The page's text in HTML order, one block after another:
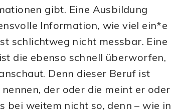
gibt. Eine Ausbildung
Information, wie viel ein*e
schlichtweg nicht messbar. Eine
die ebenso schnell überworfen,
Denn dieser Beruf ist
der oder die meint er oder
bei weitem nicht so, denn – wie in